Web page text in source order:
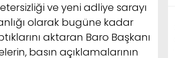
ve yeni adliye sarayı
olarak bugüne kadar
aktaran Baro Başkanı
basın açıklamalarının